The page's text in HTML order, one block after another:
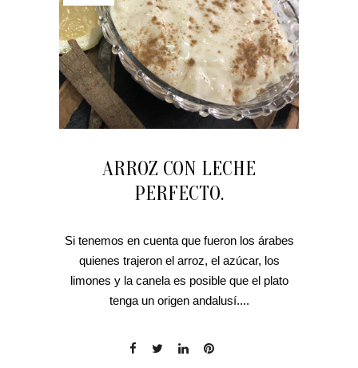
ARROZ CON LECHE
PERFECTO.
Si tenemos en cuenta que fueron los árabes
quienes trajeron el arroz, el azúcar, los
limones y la canela es posible que el plato
tenga un origen andalusí....